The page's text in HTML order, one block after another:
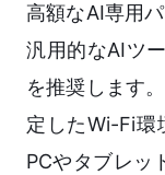
高額なAI専用
汎用的なAIツ
を推奨します
定したWi-Fi環
PCやタブレッ